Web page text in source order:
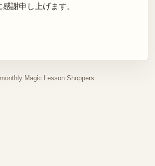
謝申し上げます。
Magic Lesson Shoppers